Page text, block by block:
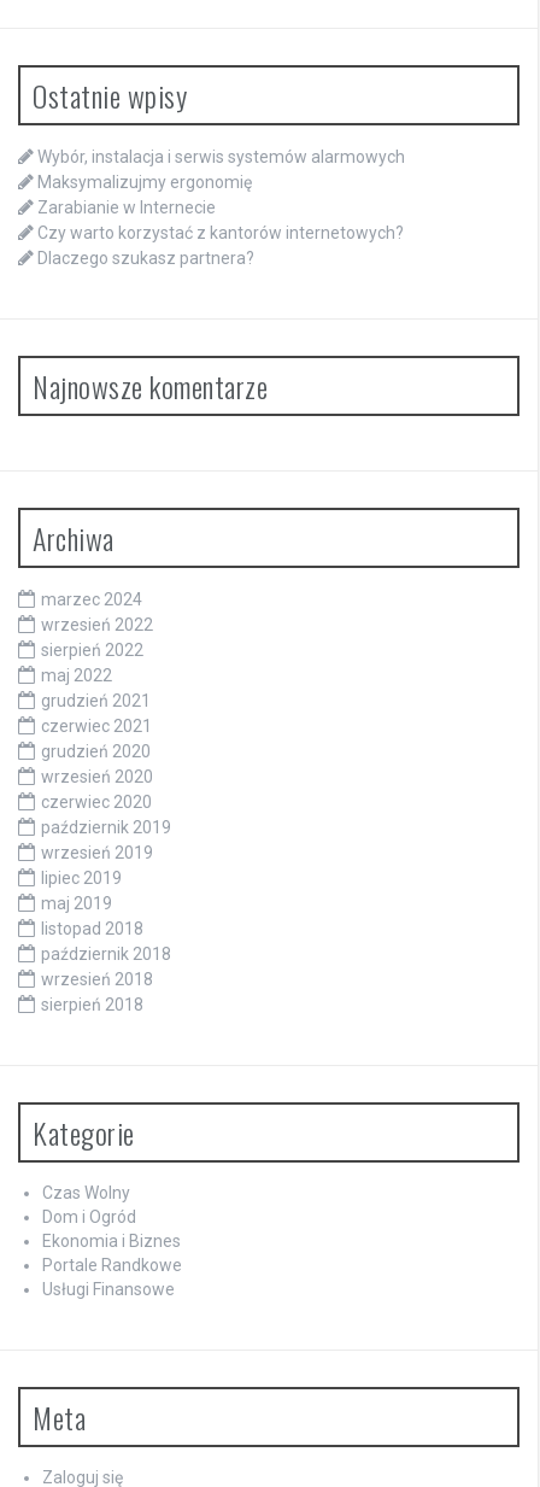
Ostatnie wpisy
Wybór, instalacja i serwis systemów alarmowych
Maksymalizujmy ergonomię
Zarabianie w Internecie
Czy warto korzystać z kantorów internetowych?
Dlaczego szukasz partnera?
Najnowsze komentarze
Archiwa
marzec 2024
wrzesień 2022
sierpień 2022
maj 2022
grudzień 2021
czerwiec 2021
grudzień 2020
wrzesień 2020
czerwiec 2020
październik 2019
wrzesień 2019
lipiec 2019
maj 2019
listopad 2018
październik 2018
wrzesień 2018
sierpień 2018
Kategorie
Czas Wolny
Dom i Ogród
Ekonomia i Biznes
Portale Randkowe
Usługi Finansowe
Meta
Zaloguj się